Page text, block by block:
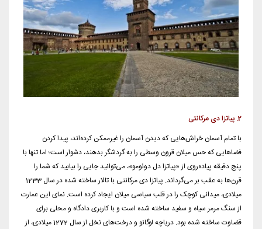
2. پیاتزا دی مرکانتی
با تمام آسمان خراش‌هایی که دیدن آسمان را غیرممکن کرده‌اند، پیدا کردن
فضاهایی که حس میلان قرون وسطی را به گردشگر بدهند، دشوار است؛ اما تنها با
پنج دقیقه پیاده‌روی از «پیاتزا دل دوئومو»، می‌توانید جایی را بیابید که شما را
قرن‌ها به عقب بر می‌گرداند. پیاتزا دی مرکانتی با تالار ساخته شده در سال 1233
میلادی، میدانی کوچک را در قلب سیاسی میلان ایجاد کرده است. نمای این عمارت
از سنگ مرمر سیاه و سفید ساخته شده است و با کاربری دادگاه و محلی برای
قضاوت ساخته شده بود. دریاچه لوگانو و درخت‌های نخل از سال 1272 میلادی، از